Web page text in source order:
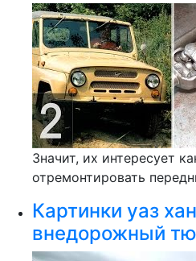
Значит, их интересует
отремонтировать
Картинки уаз
внедорожный